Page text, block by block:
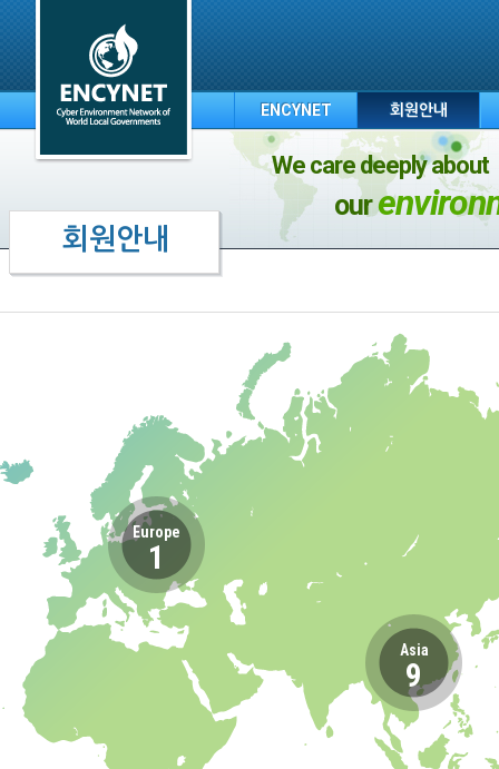
ENCYNET 회원안내
We care deeply about
our
회원안내
Europe
1
Asia
9